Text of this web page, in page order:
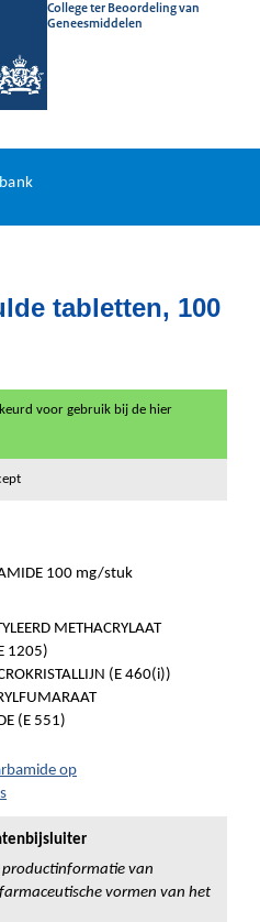
College ter Beoordeling van
Geneesmiddelen
tabletten, 100
voor gebruik bij de hier
100 mg/stuk
METHACRYLAAT
1205)
(E 460(i))
(E 551)
op
productinformatie van
vormen van het